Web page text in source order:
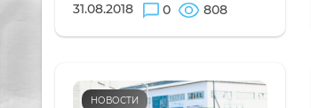
31.08.2018 0 808
НОВОСТИ